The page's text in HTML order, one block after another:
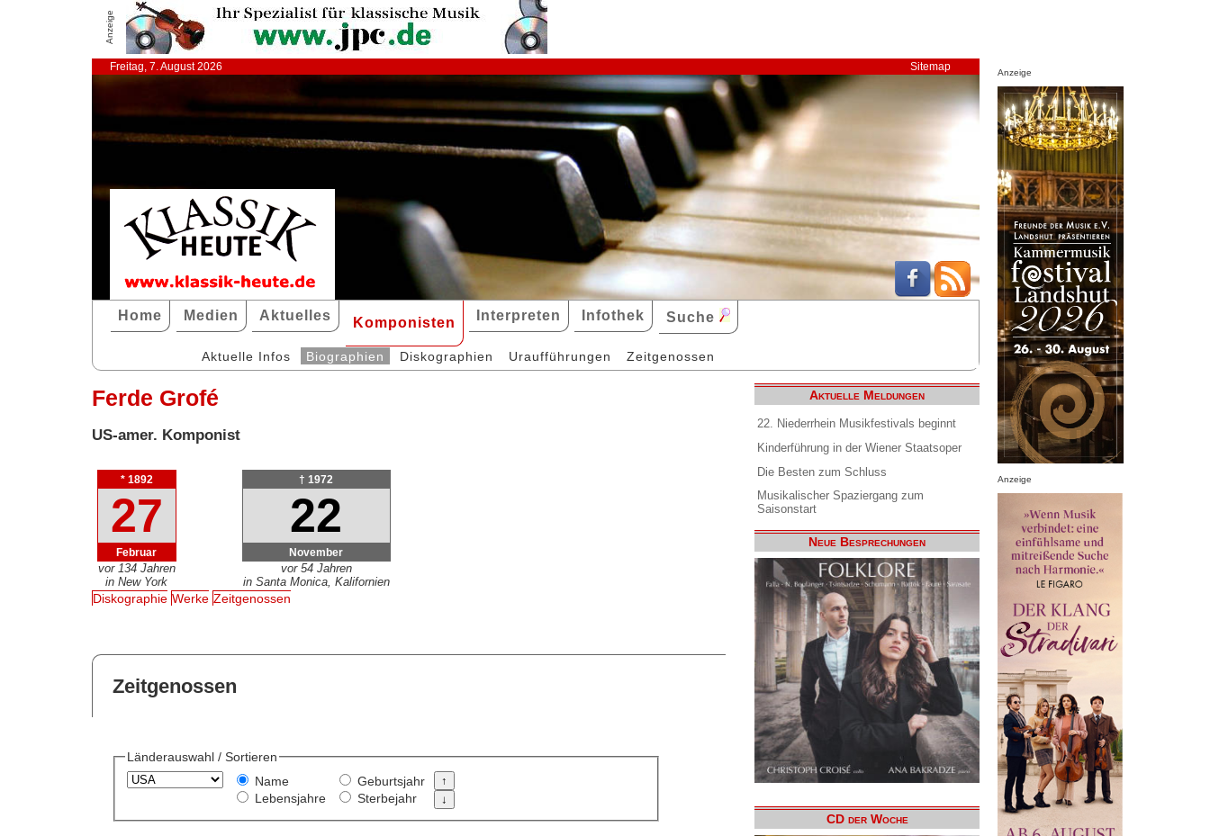
Anzeige
Freitag, 7. August 2026 Sitemap
Home Medien Aktuelles Komponisten Interpreten Infothek Suche
Aktuelle Infos Biographien Diskographien Uraufführungen Zeitgenossen
Ferde Grofé
US-amer. Komponist
* 1892
27
Februar
vor 134 Jahren
in New York
† 1972
22
November
vor 54 Jahren
in Santa Monica, Kalifornien
Diskographie Werke Zeitgenossen
Zeitgenossen
Länderauswahl / Sortieren
Name
Lebensjahre
Geburtsjahr
Sterbejahr
Aktuelle Meldungen
22. Niederrhein Musikfestivals beginnt
Kinderführung in der Wiener Staatsoper
Die Besten zum Schluss
Musikalischer Spaziergang zum
Saisonstart
Neue Besprechungen
CD der Woche
Anzeige
Anzeige